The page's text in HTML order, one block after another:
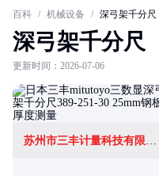
百科 / 机械设备 / 深弓架千分尺
深弓架千分尺
更新时间：2026-07-06
苏州市三丰计量科技有限公司